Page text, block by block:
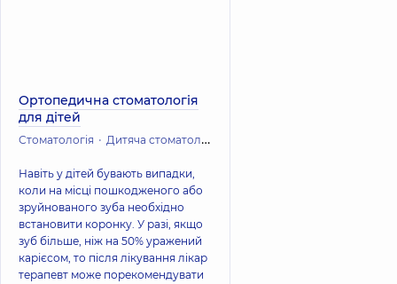
Ортопедична стоматологія
для дітей
Стоматологія Дитяча стоматологія
Навіть у дітей бувають випадки,
коли на місці пошкодженого або
зруйнованого зуба необхідно
встановити коронку. У разі, якщо
зуб більше, ніж на 50% уражений
карієсом, то після лікування лікар
терапевт може порекомендувати